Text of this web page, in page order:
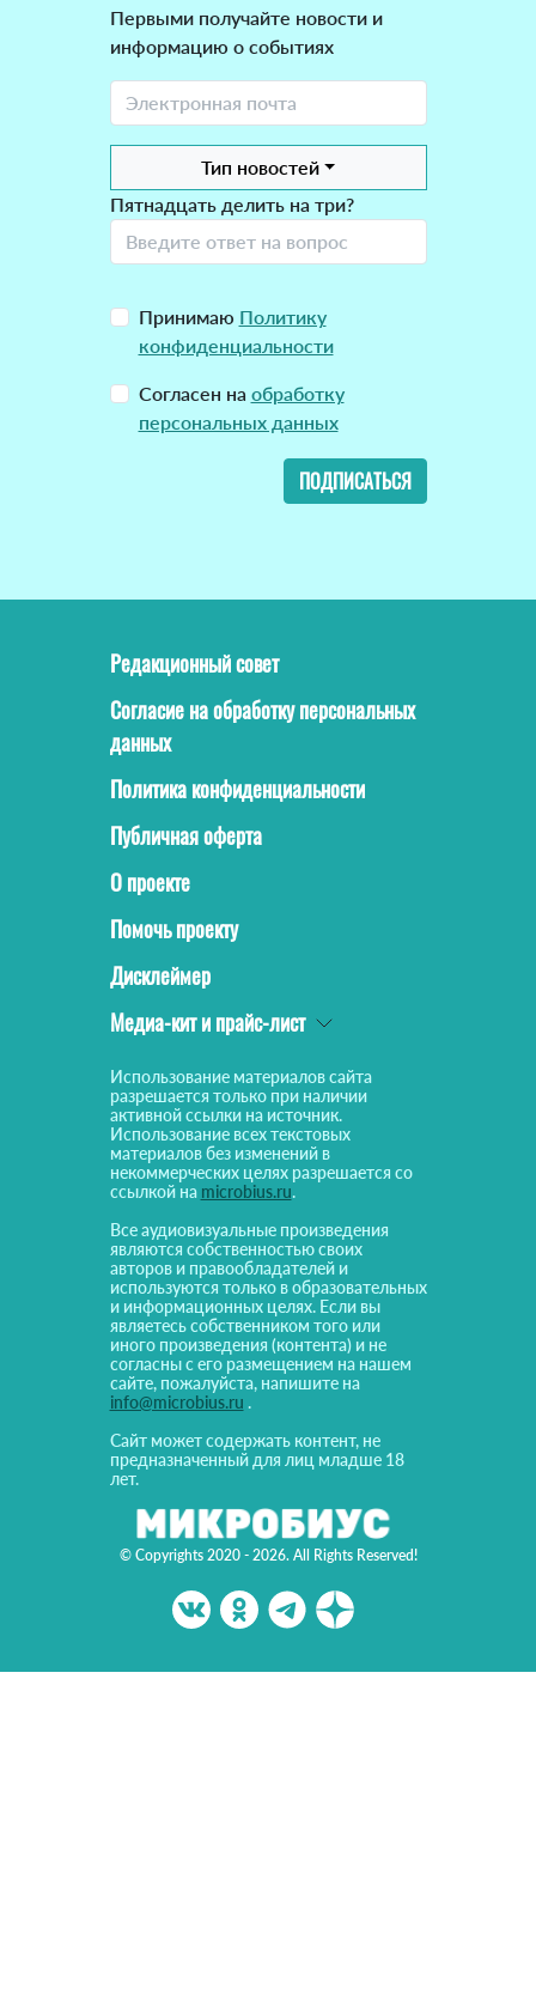
Первыми получайте новости и
информацию о событиях
Тип новостей
Пятнадцать делить на три?
Принимаю Политику
конфиденциальности
Согласен на обработку
персональных данных
ПОДПИСАТЬСЯ
© Copyrights 2020 - 2026. All Rights Reserved!
Редакционный совет
Согласие на обработку персональных
данных
Политика конфиденциальности
Публичная оферта
О проекте
Помочь проекту
Дисклеймер
Медиа-кит и прайс-лист
Использование материалов сайта
разрешается только при наличии
активной ссылки на источник.
Использование всех текстовых
материалов без изменений в
некоммерческих целях разрешается со
ссылкой на microbius.ru.
Все аудиовизуальные произведения
являются собственностью своих
авторов и правообладателей и
используются только в образовательных
и информационных целях. Если вы
являетесь собственником того или
иного произведения (контента) и не
согласны с его размещением на нашем
сайте, пожалуйста, напишите на
info@microbius.ru .
Сайт может содержать контент, не
предназначенный для лиц младше 18
лет.